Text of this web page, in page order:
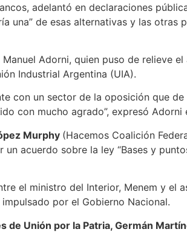
adelantó en declaraciones
de esas alternativas y las otras
Adorni, quien puso de relieve
Industrial Argentina (UIA).
con un sector de la oposición que
con mucho agrado”, expresó
Murphy (Hacemos Coalición
acuerdo sobre la ley “Bases y
el ministro del Interior, Menem y el
por el Gobierno Nacional.
de Unión por la Patria, Germán